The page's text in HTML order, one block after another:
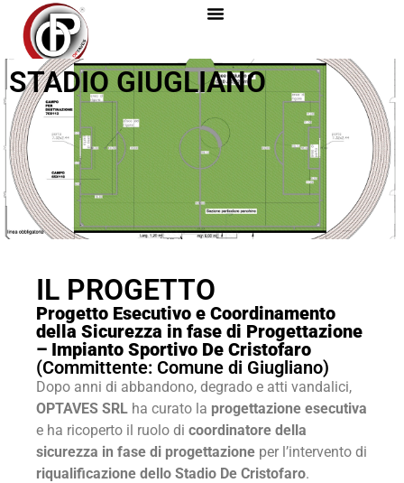
STADIO GIUGLIANO
IL PROGETTO
Progetto Esecutivo e Coordinamento
della Sicurezza in fase di Progettazione
– Impianto Sportivo De Cristofaro
(Committente: Comune di Giugliano)
Dopo anni di abbandono, degrado e atti vandalici,
OPTAVES SRL ha curato la progettazione esecutiva
e ha ricoperto il ruolo di coordinatore della
sicurezza in fase di progettazione per l’intervento di
riqualificazione dello Stadio De Cristofaro.